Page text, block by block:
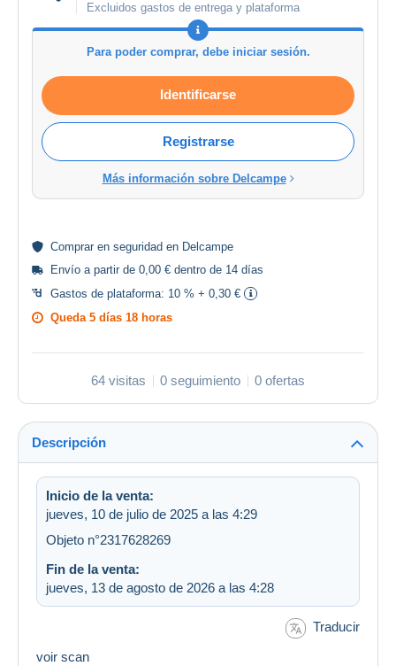
Excluidos gastos de entrega y plataforma
Para poder comprar, debe iniciar sesión.
Identificarse
Registrarse
Más información sobre Delcampe
Comprar en seguridad en Delcampe
Envío a partir de 0,00 € dentro de 14 días
Gastos de plataforma: 10 % + 0,30 €
Queda 5 días 18 horas
64 visitas 0 seguimiento 0 ofertas
Descripción
Inicio de la venta:
jueves, 10 de julio de 2025 a las 4:29
Objeto n°2317628269
Fin de la venta:
jueves, 13 de agosto de 2026 a las 4:28
Traducir
voir scan